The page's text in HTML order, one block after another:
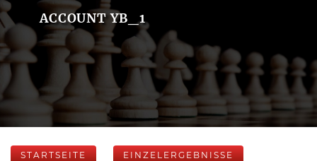
ACCOUNT YB_1
STARTSEITE EINZELERGEBNISSE